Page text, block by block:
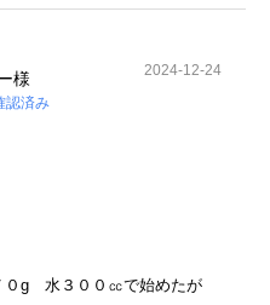
様
認済み
2024-12-24
g 水３００㏄で始めたが